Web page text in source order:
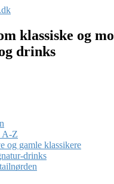
klassiske og
drinks
A-Z
og gamle klassikere
drinks